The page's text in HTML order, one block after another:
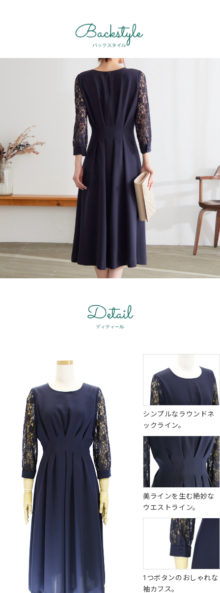
シンプルなラウンドネ
ックライン。
美ラインを生む絶妙な
ウエストライン。
1つボタンのおしゃれな
袖カフス。